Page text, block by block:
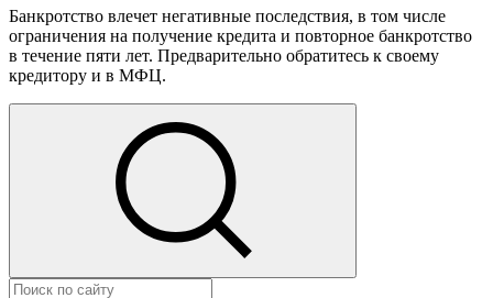
Банкротство влечет негативные последствия, в том числе
ограничения на получение кредита и повторное банкротство
в течение пяти лет. Предварительно обратитесь к своему
кредитору и в МФЦ.